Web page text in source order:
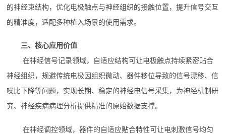
的神经束结构，优化电极触点与神经组织的接触位置，提升信号交互
的精准度，适配多种植入场景的使用需求。
三、核心应用价值
在神经信号记录领域，自适应结构可让电极触点持续紧密贴合
神经组织，规避传统电极因组织微动、器件移位导致的信号漂移、信
噪比下降等问题，实现长期、稳定的神经电信号采集，为神经机制研
究、神经疾病病理分析提供精准的原始数据支撑。
在神经调控领域，器件的自适应贴合特性可让电刺激信号均匀